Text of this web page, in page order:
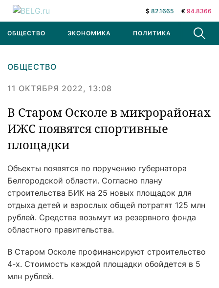
$ 82.1665 € 94.8366
ОБЩЕСТВО ЭКОНОМИКА ПОЛИТИКА В МИРЕ
ОБЩЕСТВО
11 ОКТЯБРЯ 2022, 13:08
В Старом Осколе в микрорайонах
ИЖС появятся спортивные
площадки
Объекты появятся по поручению губернатора
Белгородской области. Согласно плану
строительства БИК на 25 новых площадок для
отдыха детей и взрослых общей потратят 125 млн
рублей. Средства возьмут из резервного фонда
областного правительства.
В Старом Осколе профинансируют строительство
4-х. Стоимость каждой площадки обойдется в 5
млн рублей.